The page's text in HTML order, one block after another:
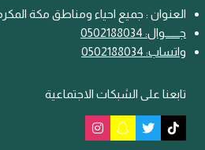
العنوان : جميع احياء ومناطق مكة
جــــــوال: 0502188034
واتساب: 0502188034
تابعنا على الشبكات الاجتماعية